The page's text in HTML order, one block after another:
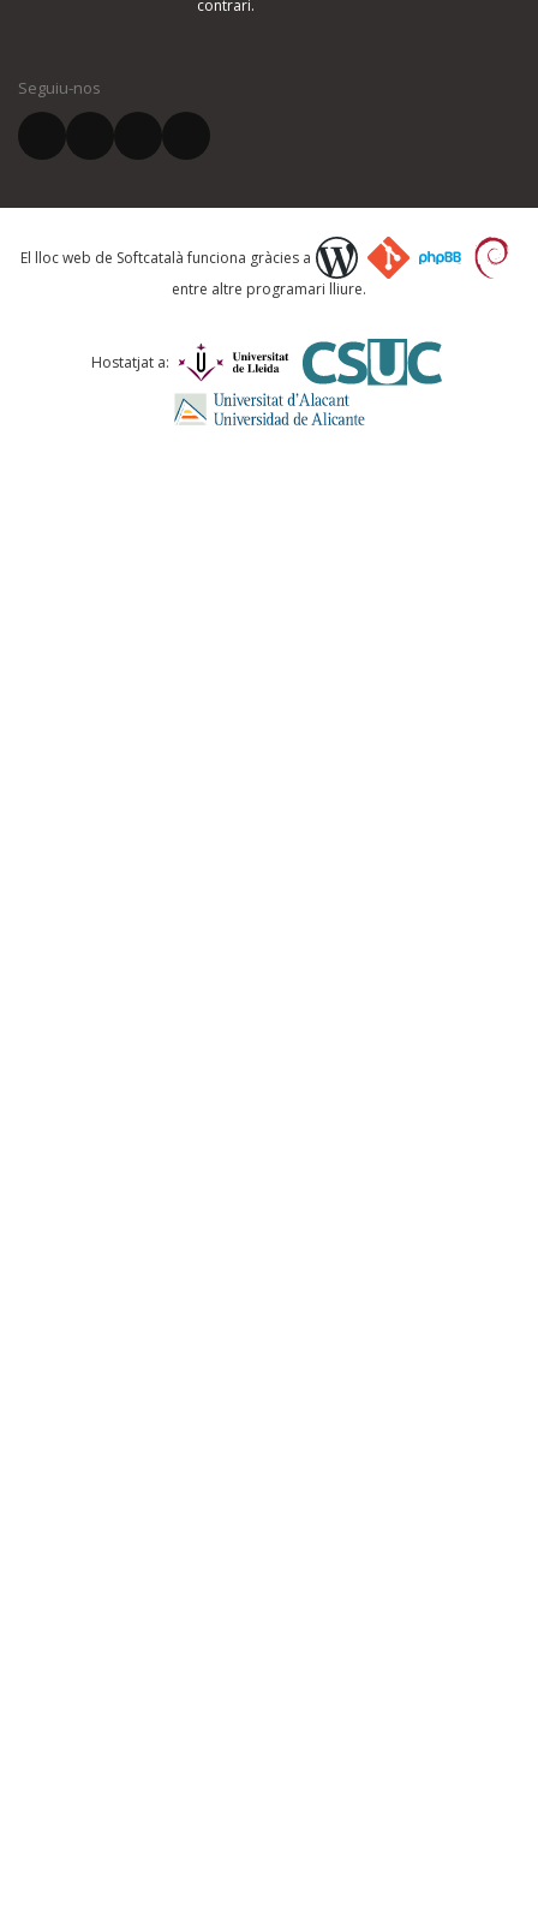
El vostre correu electrònic *
Què proposeu?
Comentari *
contrari.
Seguiu-nos
El lloc web de Softcatalà funciona gràcies a
entre altre programari lliure.
Hostatjat a: